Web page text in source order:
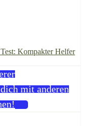
Kompakter Helfer
mit anderen